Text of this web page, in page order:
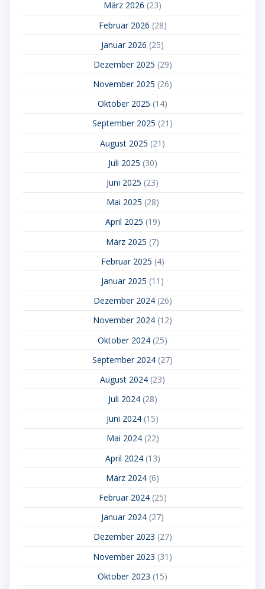
März 2026 (23)
Februar 2026 (28)
Januar 2026 (25)
Dezember 2025 (29)
November 2025 (26)
Oktober 2025 (14)
September 2025 (21)
August 2025 (21)
Juli 2025 (30)
Juni 2025 (23)
Mai 2025 (28)
April 2025 (19)
März 2025 (7)
Februar 2025 (4)
Januar 2025 (11)
Dezember 2024(26)
November 2024 (12)
Oktober 2024 (25)
September 2024 (27)
August 2024 (23)
Juli 2024(28)
Juni 2024 (15)
Mai 2024(22)
April 2024(13)
März 2024 (6)
Februar 2024(25)
Januar 2024 (27)
Dezember 2023 (27)
November 2023 (31)
Oktober 2023 (15)